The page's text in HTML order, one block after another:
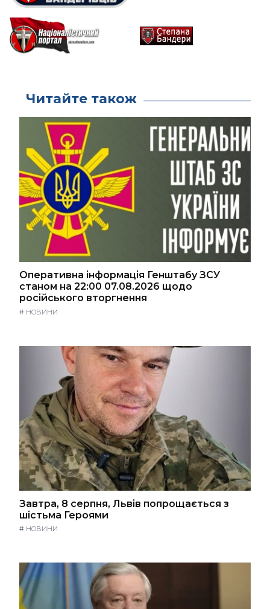
Читайте також
Оперативна інформація Генштабу ЗСУ
станом на 22:00 07.08.2026 щодо
російського вторгнення
# НОВИНИ
Завтра, 8 серпня, Львів попрощається з
шістьма Героями
# НОВИНИ